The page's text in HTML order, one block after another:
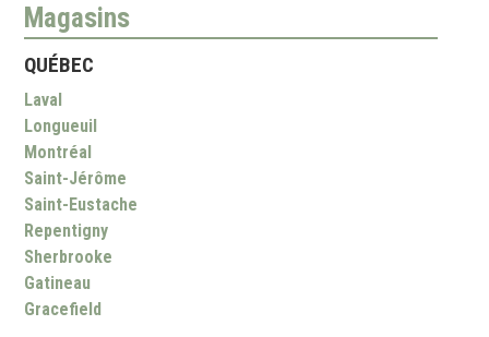
Magasins
QUÉBEC
Laval
Longueuil
Montréal
Saint-Jérôme
Saint-Eustache
Repentigny
Sherbrooke
Gatineau
Gracefield